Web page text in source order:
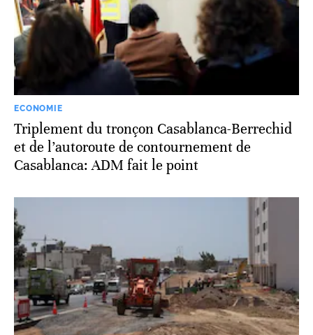
ECONOMIE
Triplement du tronçon Casablanca-Berrechid
et de l’autoroute de contournement de
Casablanca: ADM fait le point